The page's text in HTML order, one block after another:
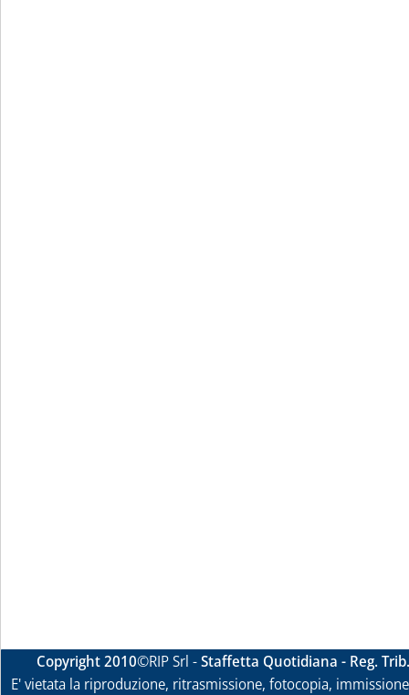
Copyright 2010©RIP Srl -Staffetta Quotidiana - Reg.
E' vietata la riproduzione, ritrasmissione, fotocopia,